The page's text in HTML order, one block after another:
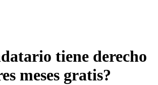
tiene derecho
meses gratis?